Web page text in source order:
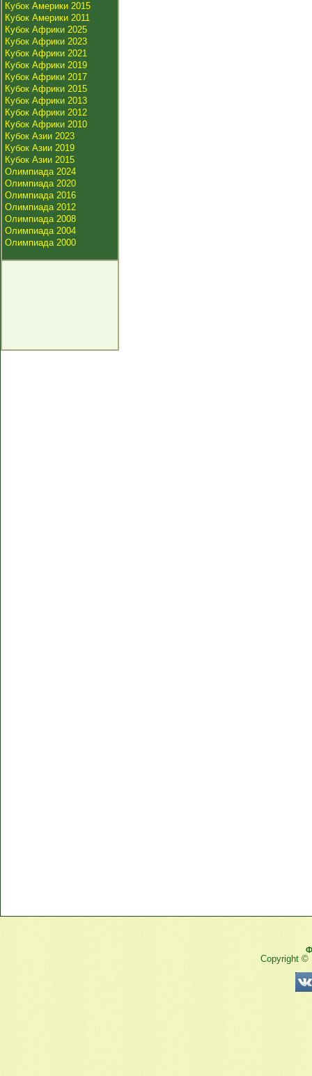
Кубок Америки 2015
Кубок Америки 2011
Кубок Африки 2025
Кубок Африки 2023
Кубок Африки 2021
Кубок Африки 2019
Кубок Африки 2017
Кубок Африки 2015
Кубок Африки 2013
Кубок Африки 2012
Кубок Африки 2010
Кубок Азии 2023
Кубок Азии 2019
Кубок Азии 2015
Олимпиада 2024
Олимпиада 2020
Олимпиада 2016
Олимпиада 2012
Олимпиада 2008
Олимпиада 2004
Олимпиада 2000
Copyright ©